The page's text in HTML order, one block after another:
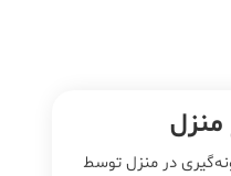
منزل
در منزل توسط